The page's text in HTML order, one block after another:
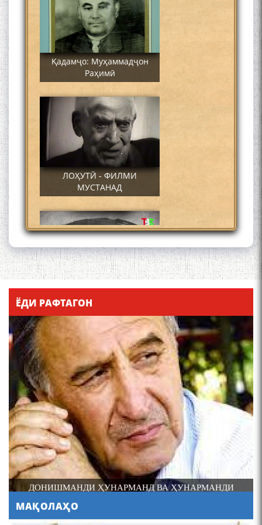
Қадамҷо: Муҳаммадҷон
Раҳимӣ
ЛОҲУТӢ - ФИЛМИ
МУСТАНАД
Қадамҷо - Лоҳутӣ
4-уми декабр- зодрӯзи
шоири абадзинда Абулқосим
Лоҳутӣ
АБУЛҚОСИМ ЛОҲУТӢ /
ЁДИ РАФТАГОН
ДОНИШМАНДИ ҲУНАРМАНД ВА ҲУНАРМАНДИ
МАҚОЛАҲО